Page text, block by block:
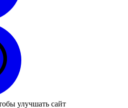
улучшать сайт